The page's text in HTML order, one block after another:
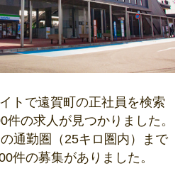
トで遠賀町の正社員を検索
件の求人が見つかりました。
通勤圏（25キロ圏内）まで
件の募集がありました。